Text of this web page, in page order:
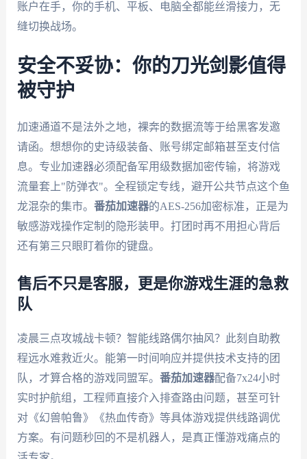
账户在手，你的手机、平板、电脑全都能丝滑接力，无
缝切换战场。
安全不妥协：你的刀光剑影值得
被守护
加速通道不是法外之地，裸奔的数据流等于给黑客发邀
请函。想想你的史诗级装备、账号绑定邮箱甚至支付信
息。专业加速器必须配备军用级数据加密传输，将游戏
流量套上"防弹衣"。全程锁定专线，避开公共节点这个鱼
龙混杂的集市。 番茄加速器的AES-256加密标准，正是为
敏感游戏操作定制的隐形装甲。打团时再不用担心背后
还有第三只眼盯着你的键盘。
售后不只是客服，更是你游戏生涯的急救
队
凌晨三点攻城战卡顿？智能线路偶尔抽风？此刻自助教
程远水难救近火。能第一时间响应并提供技术支持的团
队，才算合格的游戏同盟军。 番茄加速器配备7x24小时
实时护航组，工程师直接介入排查路由问题，甚至可针
对《幻兽帕鲁》《热血传奇》等具体游戏提供线路调优
方案。有问题秒回的不是机器人，是真正懂游戏痛点的